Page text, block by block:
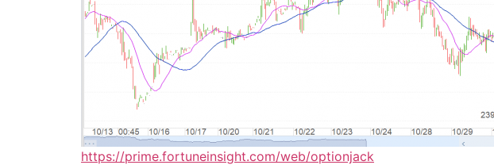
https://prime.fortuneinsight.com/web/optionjack